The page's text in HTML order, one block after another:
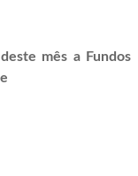
mês a Fundos